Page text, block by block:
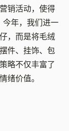
销活动，使得
年，我们进一
，而是将毛绒
件、挂饰、包
略不仅丰富了
绪价值。